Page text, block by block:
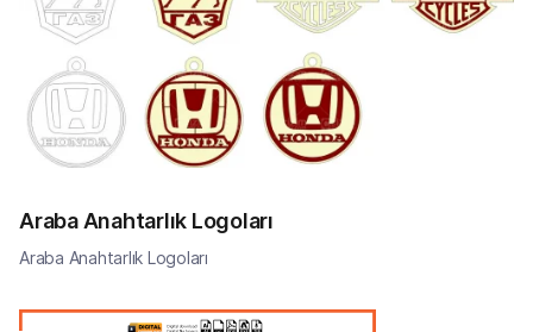
Araba Anahtarlık Logoları
Araba Anahtarlık Logoları